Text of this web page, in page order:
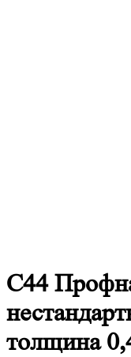
С44
толщина